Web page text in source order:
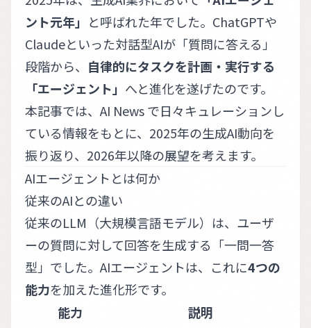
ント元年」 と呼ばれた年でした。ChatGPTや
Claudeといった対話型AIが「質問に答える」
段階から、 自律的にタスクを計画・実行する
「エージェント」 へと進化を遂げたのです。
本記事では、 AI Newsで日々キュレーションし
ている情報をもとに、2025年の生成AI動向を
振り返り、2026年以降の展望を考えます。
AIエージェントとは何か
従来のAIとの違い
従来のLLM（大規模言語モデル）は、ユーザ
ーの質問に対して回答を生成する「一問一答
型」でした。AIエージェントは、これに4つの
能力を加えた進化形です。
能力
説明